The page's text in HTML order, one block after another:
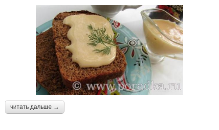
читать дальше →